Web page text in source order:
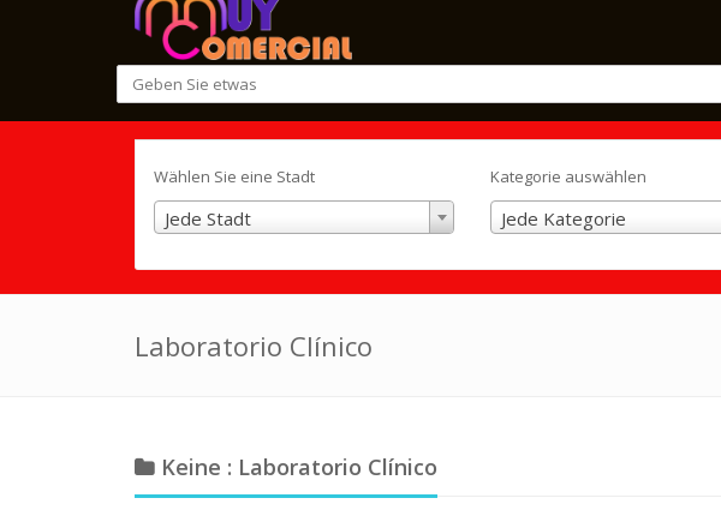
Wählen Sie eine Stadt
Jede Stadt
Kategorie auswählen
Jede Kategorie
Laboratorio Clínico
Keine : Laboratorio Clínico